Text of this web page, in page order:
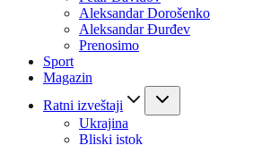
Aleksandar Dorošenko
Aleksandar Đurđev
Prenosimo
Sport
Magazin
Ratni izveštaji
Ukrajina
Bliski istok